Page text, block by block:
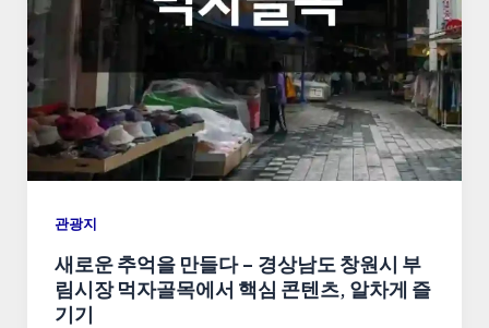
관광지
새로운 추억을 만들다 – 경상남도 창원시 부
림시장 먹자골목에서 핵심 콘텐츠, 알차게 즐
기기